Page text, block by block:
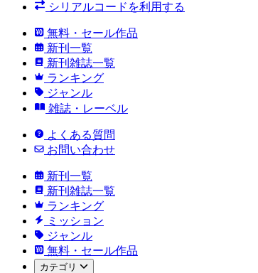
シリアルコードを利用する
無料・セール作品
新刊一覧
新刊雑誌一覧
ランキング
ジャンル
雑誌・レーベル
よくある質問
お問い合わせ
新刊一覧
新刊雑誌一覧
ランキング
ミッション
ジャンル
無料・セール作品
カテゴリ